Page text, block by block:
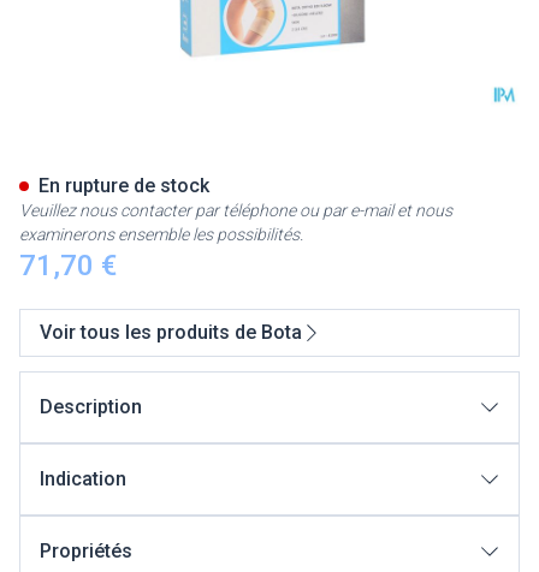
71,70 €
En rupture de stock
Veuillez nous contacter par téléphone ou par e-mail et nous
examinerons ensemble les possibilités.
Voir tous les produits de Bota
Description
Indication
Propriétés